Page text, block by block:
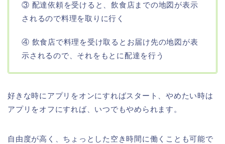
③ 配達依頼を受けると、飲食店までの地図が表示
されるので料理を取りに行く
④ 飲食店で料理を受け取るとお届け先の地図が表
示されるので、それをもとに配達を行う
好きな時にアプリをオンにすればスタート、やめたい時は
アプリをオフにすれば、いつでもやめられます。
自由度が高く、ちょっとした空き時間に働くことも可能で